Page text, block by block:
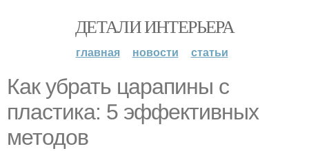
ДЕТАЛИ ИНТЕРЬЕРА
главная новости статьи
Как убрать царапины с
пластика: 5 эффективных
методов